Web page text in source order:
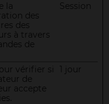
la
des
des
à travers
de
Session
vérifier si
de
accepte
1 jour